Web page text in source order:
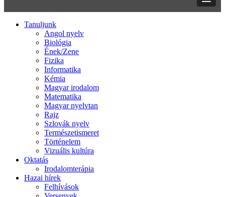
Tanuljunk
Angol nyelv
Biológia
Ének/Zene
Fizika
Informatika
Kémia
Magyar irodalom
Matematika
Magyar nyelvtan
Rajz
Szlovák nyelv
Természetismeret
Történelem
Vizuális kultúra
Oktatás
Irodalomterápia
Hazai hírek
Felhívások